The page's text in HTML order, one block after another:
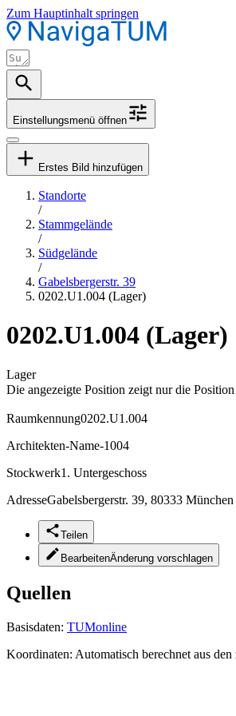
Zum Hauptinhalt springen
Einstellungsmenü öffnen
Erstes Bild hinzufügen
Standorte
/
Stammgelände
/
Südgelände
/
Gabelsbergerstr. 39
0202.U1.004 (Lager)
0202.U1.004 (Lager)
Lager
Die angezeigte Position zeigt nur die
Raumkennung0202.U1.004
Architekten-Name-1004
Stockwerk1. Untergeschoss
AdresseGabelsbergerstr. 39, 80333 München
Teilen
BearbeitenÄnderung vorschlagen
Quellen
Basisdaten: TUMonline
Koordinaten: Automatisch berechnet aus